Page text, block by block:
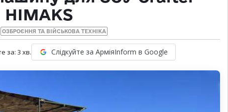
HIMAKS
ОЗБРОЄННЯ ТА ВІЙСЬКОВА ТЕХНІКА
за: 3 хв. Слідкуйте за АрміяInform в Google